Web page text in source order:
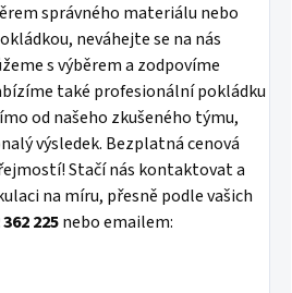
správného materiálu nebo
neváhejte se na nás
s výběrem a zodpovíme
také profesionální pokládku
od našeho zkušeného týmu,
výsledek. Bezplatná cenová
Stačí nás kontaktovat a
na míru, přesně podle vašich
225nebo emailem: